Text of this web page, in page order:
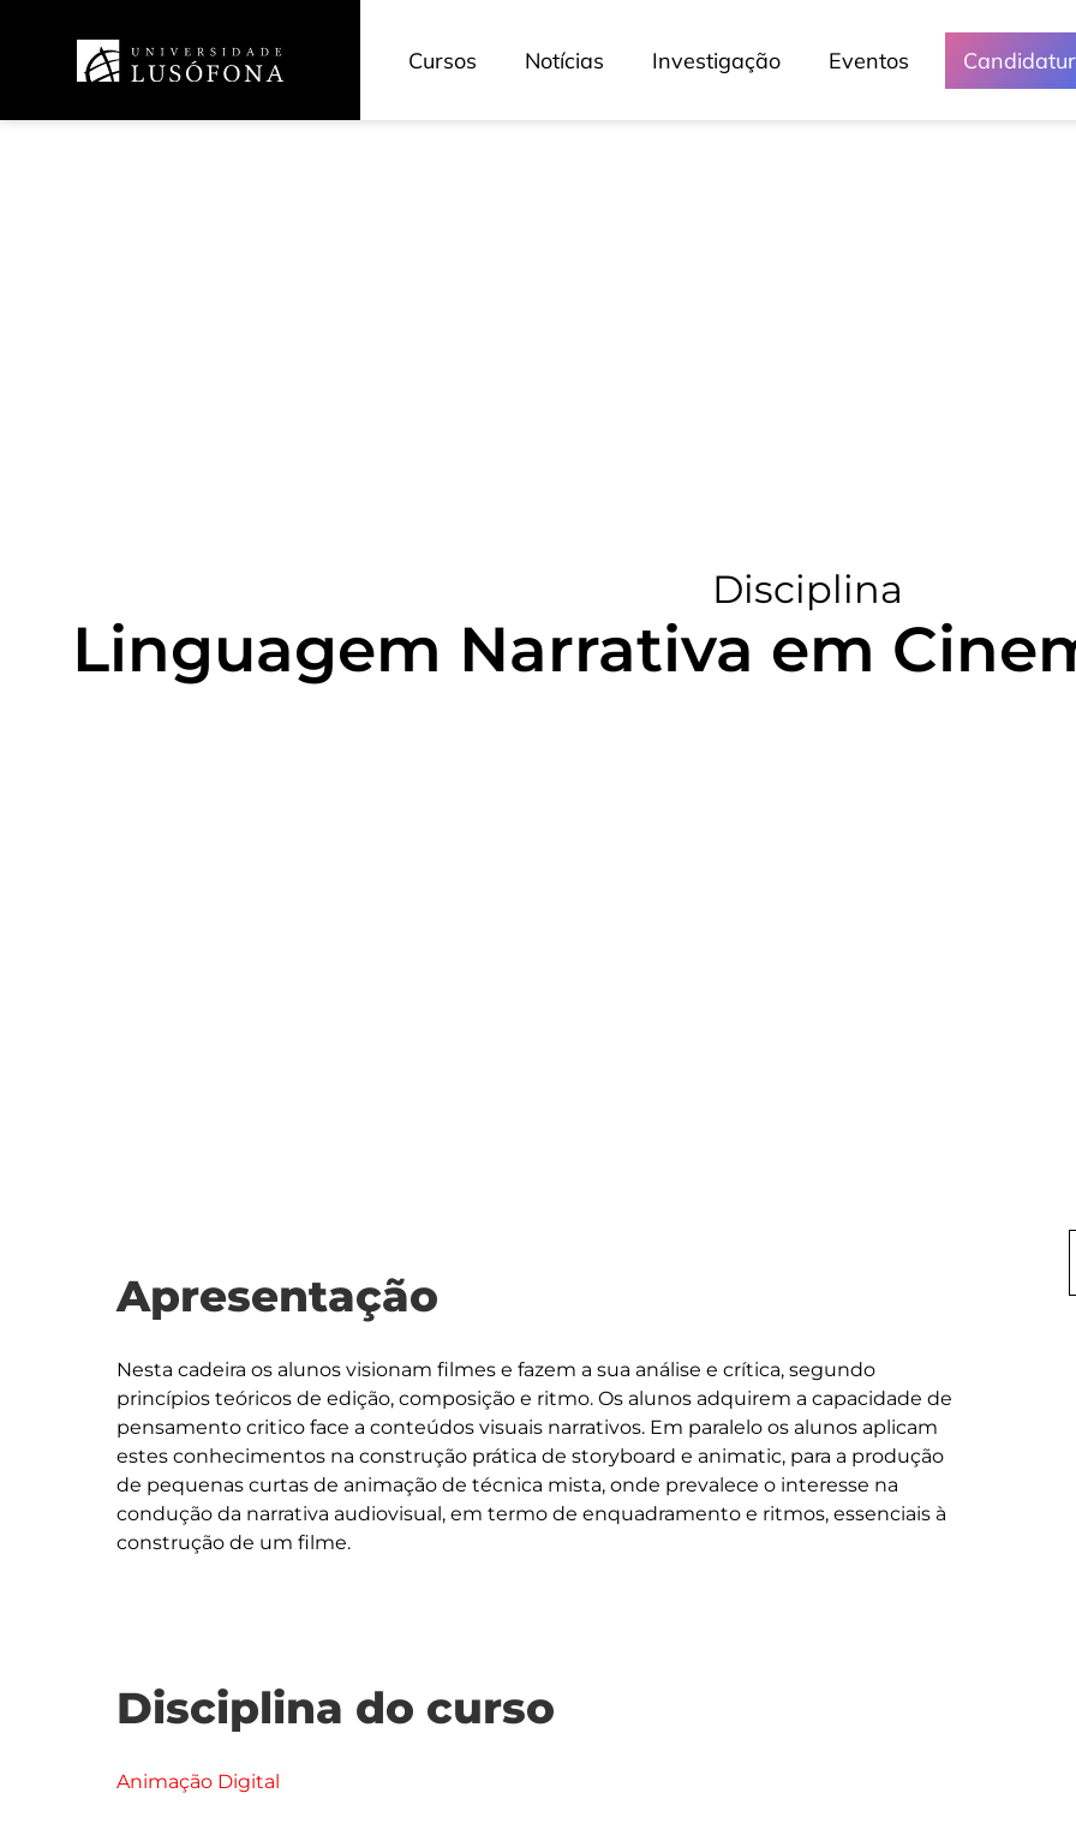
Cursos Notícias Investigação Eventos
Disciplina
Linguagem Narrativa em
Apresentação
Nesta cadeira os alunos visionam filmes e fazem a sua análise e crítica, segundo
princípios teóricos de edição, composição e ritmo. Os alunos adquirem a capacidade de
pensamento critico face a conteúdos visuais narrativos. Em paralelo os alunos aplicam
estes conhecimentos na construção prática de storyboard e animatic, para a produção
de pequenas curtas de animação de técnica mista, onde prevalece o interesse na
condução da narrativa audiovisual, em termo de enquadramento e ritmos, essenciais à
Disciplina do curso
Animação Digital